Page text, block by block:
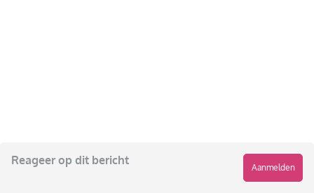
Reageer op dit bericht
Aanmelden